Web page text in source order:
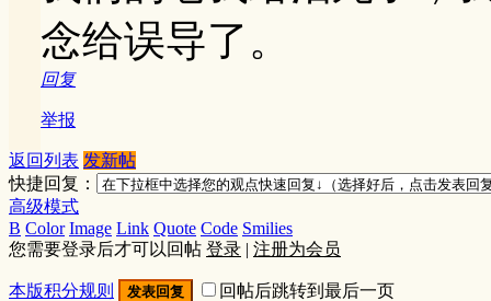
念给误导了。
回复
举报
返回列表 发新帖
快捷回复：
高级模式
B Color Image Link Quote Code Smilies
您需要登录后才可以回帖 登录 | 注册为会员
本版积分规则 发表回复 回帖后跳转到最后一页